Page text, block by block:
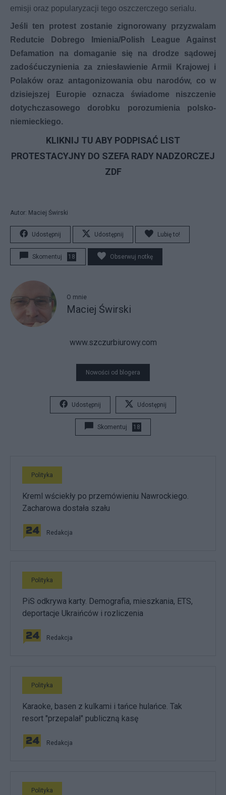
emisji oraz popularyzacji tego oszczerczego serialu.
Jeśli ten protest zostanie zignorowany przyzwalam
Redutcie Dobrego Imienia/Polish League Against
Defamation na domaganie się na drodze sądowej
zadośćuczynienia za zniesławienie Armii Krajowej i
Polaków oraz antagonizowania obu narodów, co w
dzisiejszej Europie oznacza świadome niszczenie
dotychczasowego dorobku porozumienia polsko-
niemieckiego.
KLIKNIJ TU ABY PODPISAĆ LIST
PROTESTACYJNY DO SZEFA RADY NADZORCZEJ
ZDF
Autor: Maciej Świrski
Udostępnij Udostępnij Lubię to!
Skomentuj 18 Obserwuj notkę
O mnie
Maciej Świrski
www.szczurbiurowy.com
Nowości od blogera
Udostępnij Udostępnij
Skomentuj 18
Polityka
Kreml wściekły po przemówieniu Nawrockiego.
Zacharowa dostała szału
Redakcja
Polityka
PiS odkrywa karty. Demografia, mieszkania, ETS,
deportacje Ukraińców i rozliczenia
Redakcja
Polityka
Karaoke, basen z kulkami i tańce hulańce. Tak
resort "przepalał" publiczną kasę
Redakcja
Polityka